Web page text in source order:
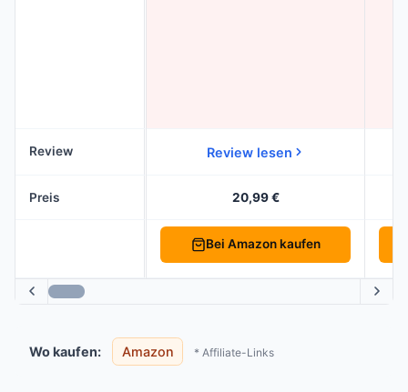
Review Review lesen
Preis 20,99 €
Bei Amazon kaufen
Wo kaufen: Amazon * Affiliate-Links